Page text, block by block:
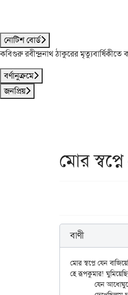
নোটিশ বোর্ড
কবিগুরু রবীন্দ্রনাথ ঠাকুরের
বর্ণানুক্রমে
জনপ্রিয়
মোর
বাণী
মোর স্বপ্নে যেন
হে রূপকুমার!